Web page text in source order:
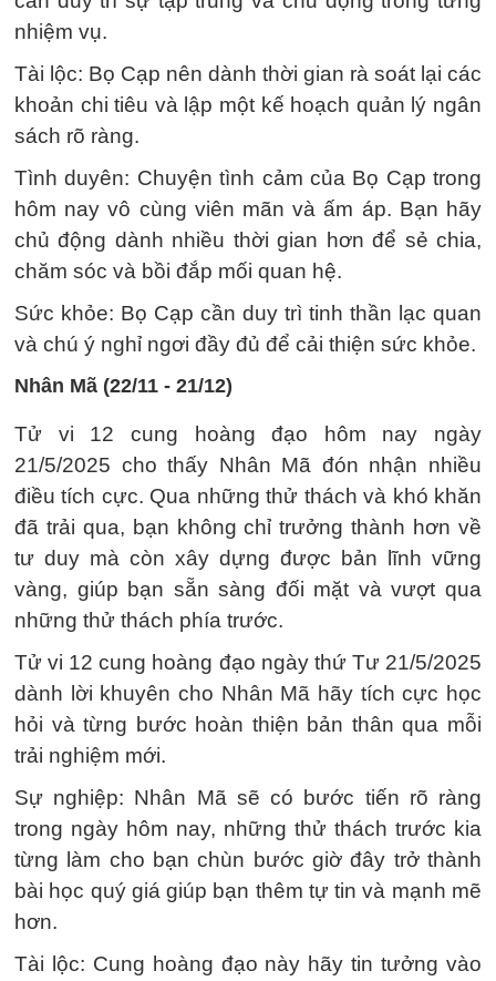
nhiệm vụ.
Tài lộc: Bọ Cạp nên dành thời gian rà soát lại các
khoản chi tiêu và lập một kế hoạch quản lý ngân
sách rõ ràng.
Tình duyên: Chuyện tình cảm của Bọ Cạp trong
hôm nay vô cùng viên mãn và ấm áp. Bạn hãy
chủ động dành nhiều thời gian hơn để sẻ chia,
chăm sóc và bồi đắp mối quan hệ.
Sức khỏe: Bọ Cạp cần duy trì tinh thần lạc quan
và chú ý nghỉ ngơi đầy đủ để cải thiện sức khỏe.
Nhân Mã (22/11 - 21/12)
Tử vi 12 cung hoàng đạo hôm nay ngày
21/5/2025 cho thấy Nhân Mã đón nhận nhiều
điều tích cực. Qua những thử thách và khó khăn
đã trải qua, bạn không chỉ trưởng thành hơn về
tư duy mà còn xây dựng được bản lĩnh vững
vàng, giúp bạn sẵn sàng đối mặt và vượt qua
những thử thách phía trước.
Tử vi 12 cung hoàng đạo ngày thứ Tư 21/5/2025
dành lời khuyên cho Nhân Mã hãy tích cực học
hỏi và từng bước hoàn thiện bản thân qua mỗi
trải nghiệm mới.
Sự nghiệp: Nhân Mã sẽ có bước tiến rõ ràng
trong ngày hôm nay, những thử thách trước kia
từng làm cho bạn chùn bước giờ đây trở thành
bài học quý giá giúp bạn thêm tự tin và mạnh mẽ
hơn.
Tài lộc: Cung hoàng đạo này hãy tin tưởng vào